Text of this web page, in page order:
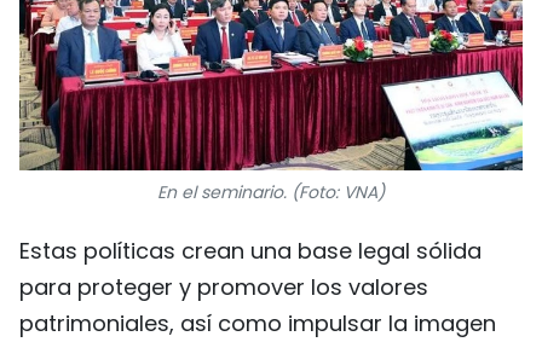
En el seminario. (Foto: VNA)
Estas políticas crean una base legal sólida
para proteger y promover los valores
patrimoniales, así como impulsar la imagen